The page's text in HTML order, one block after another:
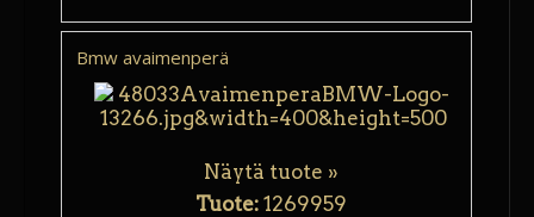
Bmw avaimenperä
Näytä tuote »
Tuote:1269959